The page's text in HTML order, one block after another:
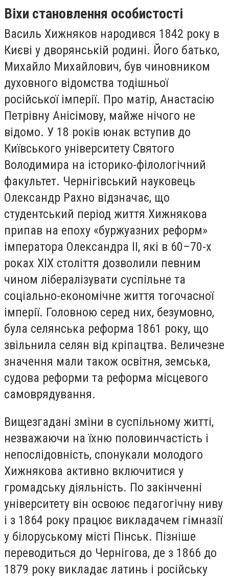
Віхи становлення особистості
Василь Хижняков народився 1842 року в
Києві у дворянській родині. Його батько,
Михайло Михайлович, був чиновником
духовного відомства тодішньої
російської імперії. Про матір, Анастасію
Петрівну Анісімову, майже нічого не
відомо. У 18 років юнак вступив до
Київського університету Святого
Володимира на історико-філологічний
факультет. Чернігівський науковець
Олександр Рахно відзначає, що
студентський період життя Хижнякова
припав на епоху «буржуазних реформ»
імператора Олександра II, які в 60–70-х
роках XIX століття дозволили певним
чином лібералізувати суспільне та
соціально-економічне життя тогочасної
імперії. Головною серед них, безумовно,
була селянська реформа 1861 року, що
звільнила селян від кріпацтва. Величезне
значення мали також освітня, земська,
судова реформи та реформа місцевого
самоврядування.
Вищезгадані зміни в суспільному житті,
незважаючи на їхню половинчастість і
непослідовність, спонукали молодого
Хижнякова активно включитися у
громадську діяльність. По закінченні
університету він освоює педагогічну ниву
і з 1864 року працює викладачем гімназії
у білоруському місті Пінськ. Пізніше
переводиться до Чернігова, де з 1866 до
1879 року викладає латинь і російську